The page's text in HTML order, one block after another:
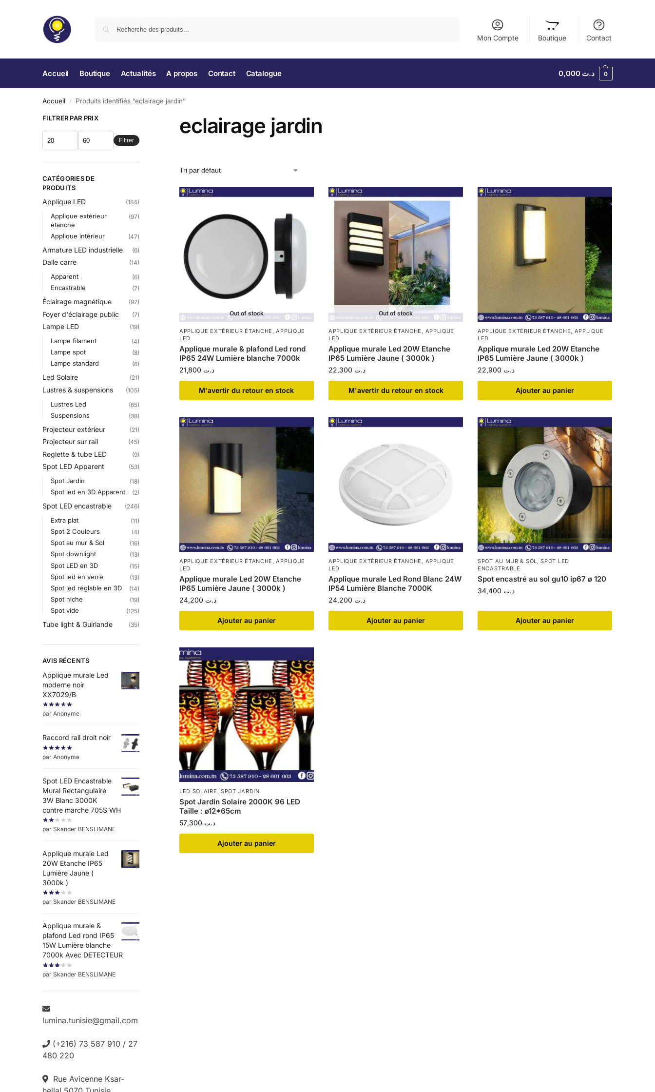
Mon Compte Boutique Contact
Accueil Boutique Actualités A propos Contact Catalogue د.ت 0,000 0
Accueil / Produits identifiés “eclairage jardin”
eclairage jardin
Out of stock
APPLIQUE EXTÉRIEUR ÉTANCHE ,APPLIQUE
LED
Applique murale & plafond Led rond
IP65 24W Lumière blanche 7000k
د.ت
​M'avertir du retour en stock
Out of stock
APPLIQUE EXTÉRIEUR ÉTANCHE , APPLIQUE
LED
Applique murale Led 20W Etanche
IP65 Lumière Jaune ( 3000k )
د.ت
​M'avertir du retour en stock
APPLIQUE EXTÉRIEUR ÉTANCHE, APPLIQUE
LED
Applique murale Led 20W Etanche
IP65 Lumière Jaune ( 3000k )
د.ت
Ajouter au panier
APPLIQUE EXTÉRIEUR ÉTANCHE ,APPLIQUE
LED
Applique murale Led 20W Etanche
IP65 Lumière Jaune ( 3000k )
د.ت
Ajouter au panier
APPLIQUE EXTÉRIEUR ÉTANCHE , APPLIQUE
LED
Applique murale Led Rond Blanc 24W
IP54 Lumière Blanche 7000K
د.ت
Ajouter au panier
SPOT AU MUR & SOL,SPOT LED
ENCASTRABLE
Spot encastré au sol gu10 ip67 ø 120
د.ت
Ajouter au panier
LED SOLAIRE , SPOT JARDIN
Spot Jardin Solaire 2000K 96 LED
Taille : ø12*65cm
د.ت
Ajouter au panier
FILTRER PAR PRIX
Filtrer
CATÉGORIES DE
PRODUITS
Applique LED (184)
Applique extérieur
étanche
(97)
Applique intérieur (47)
Armature LED industrielle (6)
Dalle carre (14)
Apparent (6)
Encastrable (7)
Éclairage magnétique (97)
Foyer d'éclairage public (7)
Lampe LED (19)
Lampe filament (4)
Lampe spot (8)
Lampe standard (6)
Led Solaire (21)
Lustres & suspensions (105)
Lustres Led (65)
Suspensions (38)
Projecteur extérieur (21)
Projecteur sur rail (45)
Reglette & tube LED (9)
Spot LED Apparent (53)
Spot Jardin (18)
Spot led en 3D Apparent (2)
Spot LED encastrable (246)
Extra plat (11)
Spot 2 Couleurs (4)
Spot au mur & Sol (16)
Spot downlight (13)
Spot LED en 3D (15)
Spot led en verre (13)
Spot led réglable en 3D (14)
Spot niche (19)
Spot vide (125)
Tube light & Guirlande (35)
AVIS RÉCENTS
Applique murale Led
moderne noir
XX7029/B
par Anonyme
Raccord rail droit noir
par Anonyme
Spot LED Encastrable
Mural Rectangulaire
3W Blanc 3000K
contre marche 705S WH
par Skander BENSLIMANE
Applique murale Led
20W Etanche IP65
Lumière Jaune (
3000k )
par Skander BENSLIMANE
Applique murale &
plafond Led rond IP65
15W Lumière blanche
7000k Avec DETECTEUR
par Skander BENSLIMANE
lumina.tunisie@gmail.com
(+216) 73 587 910 / 27
480 220
Rue Avicenne Ksar-